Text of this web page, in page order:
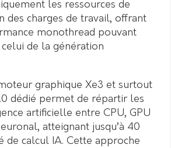
les ressources de
des charges de travail, offrant
monothread pouvant
de la génération
graphique Xe3 et surtout
dédié permet de répartir les
artificielle entre CPU, GPU
atteignant jusqu’à 40
de calcul IA. Cette approche